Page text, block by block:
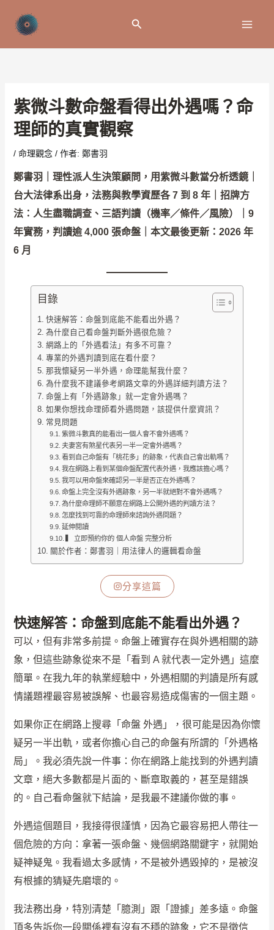
要
搜
紫微斗數命盤看得出外遇嗎？命
理師的真實觀察
/ 命理觀念/ 作者: 鄭書羽
鄭書羽｜理性派人生決策顧問，用紫微斗數當分析透鏡｜
台大法律系出身，法務與教學資歷各 7 到 8 年｜招牌方
法：人生盡職調查、三語判讀（機率／條件／風險）｜9
年實務，判讀逾 4,000 張命盤｜本文最後更新：2026 年
6 月
目錄
快速解答：命盤到底能不能看出外遇？
為什麼自己看命盤判斷外遇很危險？
網路上的「外遇看法」有多不可靠？
專業的外遇判讀到底在看什麼？
那我懷疑另一半外遇，命理能幫我什麼？
為什麼我不建議參考網路文章的外遇詳細判讀方法？
命盤上有「外遇跡象」就一定會外遇嗎？
如果你想找命理師看外遇問題，該提供什麼資訊？
常見問題
紫微斗數真的能看出一個人會不會外遇嗎？
夫妻宮有煞星代表另一半一定會外遇嗎？
看到自己命盤有「桃花多」的跡象，代表自己會出軌嗎？
我在網路上看到某個命盤配置代表外遇，我應該擔心嗎？
我可以用命盤來確認另一半是否正在外遇嗎？
命盤上完全沒有外遇跡象，另一半就絕對不會外遇嗎？
為什麼命理師不願意在網路上公開外遇的判讀方法？
怎麼找到可靠的命理師來諮詢外遇問題？
延伸閱讀
▍ 立即預約你的 個人命盤 完整分析
關於作者：鄭書羽｜用法律人的邏輯看命盤
分享這篇
快速解答：命盤到底能不能看出外遇？
可以，但有非常多前提。命盤上確實存在與外遇相關的跡
象，但這些跡象從來不是「看到 A 就代表一定外遇」這麼
簡單。在我九年的執業經驗中，外遇相關的判讀是所有感
情議題裡最容易被誤解、也最容易造成傷害的一個主題。
如果你正在網路上搜尋「命盤 外遇」，很可能是因為你懷
疑另一半出軌，或者你擔心自己的命盤有所謂的「外遇格
局」。我必須先說一件事：你在網路上能找到的外遇判讀
文章，絕大多數都是片面的、斷章取義的，甚至是錯誤
的。自己看命盤就下結論，是我最不建議你做的事。
外遇這個題目，我接得很謹慎，因為它最容易把人帶往一
個危險的方向：拿著一張命盤、幾個網路關鍵字，就開始
疑神疑鬼。我看過太多感情，不是被外遇毀掉的，是被沒
有根據的猜疑先磨壞的。
我法務出身，特別清楚「臆測」跟「證據」差多遠。命盤
頂多告訴你一段關係裡有沒有不穩的跡象，它不是徵信